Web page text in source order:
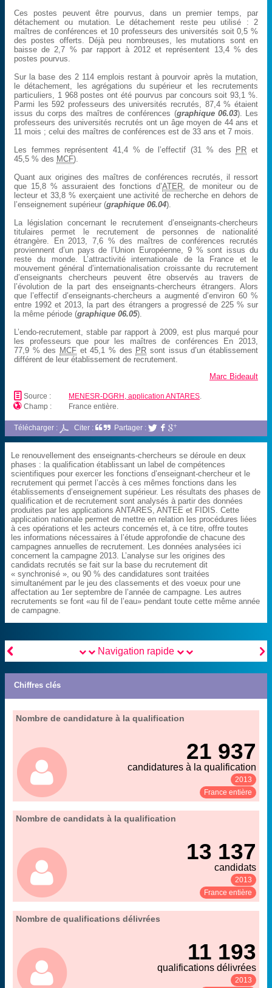
Ces postes peuvent être pourvus, dans un premier temps, par
détachement ou mutation. Le détachement reste peu utilisé : 2
maîtres de conférences et 10 professeurs des universités soit 0,5 %
des postes offerts. Déjà peu nombreuses, les mutations sont en
baisse de 2,7 % par rapport à 2012 et représentent 13,4 % des
postes pourvus.
Sur la base des 2 114 emplois restant à pourvoir après la mutation,
le détachement, les agrégations du supérieur et les recrutements
particuliers, 1 968 postes ont été pourvus par concours soit 93,1 %.
Parmi les 592 professeurs des universités recrutés, 87,4 % étaient
issus du corps des maîtres de conférences (graphique 06.03). Les
professeurs des universités recrutés ont un âge moyen de 44 ans et
11 mois ; celui des maîtres de conférences est de 33 ans et 7 mois.
Les femmes représentent 41,4 % de l’effectif (31 % des
PR et
45,5 % des MCF).
Quant aux origines des maîtres de conférences recrutés, il ressort
que 15,8 % assuraient des fonctions d’ATER , de moniteur ou de
lecteur et 33,8 % exerçaient une activité de recherche en dehors de
l’enseignement supérieur (graphique 06.04).
La législation concernant le recrutement d’enseignants-chercheurs
titulaires permet le recrutement de personnes de nationalité
étrangère. En 2013, 7,6 % des maîtres de conférences recrutés
proviennent d’un pays de l’Union Européenne, 9 % sont issus du
reste du monde. L’attractivité internationale de la France et le
mouvement général d’internationalisation croissante du recrutement
d’enseignants chercheurs peuvent être observés au travers de
l’évolution de la part des enseignants-chercheurs étrangers. Alors
que l’effectif d’enseignants-chercheurs a augmenté d’environ 60 %
entre 1992 et 2013, la part des étrangers a progressé de 225 % sur
la même période (graphique 06.05).
L’endo-recrutement, stable par rapport à 2009, est plus marqué pour
les professeurs que pour les maîtres de conférences En 2013,
77,9 % des MCF et 45,1 % des PR sont issus d’un établissement
différent de leur établissement de recrutement.
Marc Bideault
📄 Source : MENESR-DGRH, application ANTARES.
 Champ : France entière.
Télécharger : Citer : Partager :  
Le renouvellement des enseignants-chercheurs se déroule en deux
phases : la qualification établissant un label de compétences
scientifiques pour exercer les fonctions d’enseignant-chercheur et le
recrutement qui permet l’accès à ces mêmes fonctions dans les
établissements d’enseignement supérieur. Les résultats des phases de
qualification et de recrutement sont analysés à partir des données
produites par les applications ANTARES, ANTEE et FIDIS. Cette
application nationale permet de mettre en relation les procédures liées
à ces opérations et les acteurs concernés et, à ce titre, offre toutes
les informations nécessaires à l’étude approfondie de chacune des
campagnes annuelles de recrutement. Les données analysées ici
concernent la campagne 2013. L’analyse sur les origines des
candidats recrutés se fait sur la base du recrutement dit
« synchronisé », ou 90 % des candidatures sont traitées
simultanément par le jeu des classements et des voeux pour une
affectation au 1er septembre de l’année de campagne. Les autres
recrutements se font «au fil de l’eau» pendant toute cette même année
de campagne.
 
Navigation rapide
Chiffres clés
Nombre de candidature à la qualification
21 937
candidatures à la qualification
2013
France entière
06. qualification et recrutement des enseignants-
Source :
MENESR-DGRH
Nombre de candidats à la qualification
13 137
candidats
2013
France entière
06. qualification et recrutement des enseignants-
Source :
MENESR-DGRH
Nombre de qualifications délivrées
11 193
qualifications délivrées
2013
06. qualification et recrutement des enseignants-
Source :
MENESR-DGRH